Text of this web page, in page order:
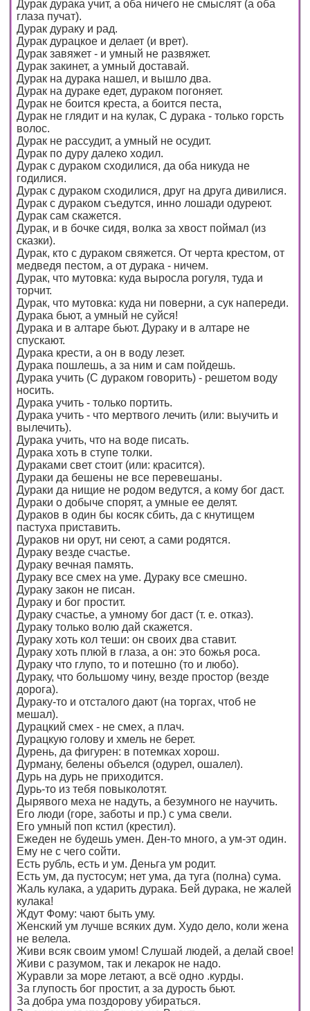
Дурак дурака учит, а оба ничего не смыслят (а оба
глаза пучат).
Дурак дураку и рад.
Дурак дурацкое и делает (и врет).
Дурак завяжет - и умный не развяжет.
Дурак закинет, а умный доставай.
Дурак на дурака нашел, и вышло два.
Дурак на дураке едет, дураком погоняет.
Дурак не боится креста, а боится песта,
Дурак не глядит и на кулак, С дурака - только горсть
волос.
Дурак не рассудит, а умный не осудит.
Дурак по дуру далеко ходил.
Дурак с дураком сходилися, да оба никуда не
годилися.
Дурак с дураком сходилися, друг на друга дивилися.
Дурак с дураком съедутся, инно лошади одуреют.
Дурак сам скажется.
Дурак, и в бочке сидя, волка за хвост поймал (из
сказки).
Дурак, кто с дураком свяжется. От черта крестом, от
медведя пестом, а от дурака - ничем.
Дурак, что мутовка: куда выросла рогуля, туда и
торчит.
Дурак, что мутовка: куда ни поверни, а сук напереди.
Дурака бьют, а умный не суйся!
Дурака и в алтаре бьют. Дураку и в алтаре не
спускают.
Дурака крести, а он в воду лезет.
Дурака пошлешь, а за ним и сам пойдешь.
Дурака учить (С дураком говорить) - решетом воду
носить.
Дурака учить - только портить.
Дурака учить - что мертвого лечить (или: выучить и
вылечить).
Дурака учить, что на воде писать.
Дурака хоть в ступе толки.
Дураками свет стоит (или: красится).
Дураки да бешены не все перевешаны.
Дураки да нищие не родом ведутся, а кому бог даст.
Дураки о добыче спорят, а умные ее делят.
Дураков в один бы косяк сбить, да с кнутищем
пастуха приставить.
Дураков ни орут, ни сеют, а сами родятся.
Дураку везде счастье.
Дураку вечная память.
Дураку все смех на уме. Дураку все смешно.
Дураку закон не писан.
Дураку и бог простит.
Дураку счастье, а умному бог даст (т. е. отказ).
Дураку только волю дай скажется.
Дураку хоть кол теши: он своих два ставит.
Дураку хоть плюй в глаза, а он: это божья роса.
Дураку что глупо, то и потешно (то и любо).
Дураку, что большому чину, везде простор (везде
дорога).
Дураку-то и отсталого дают (на торгах, чтоб не
мешал).
Дурацкий смех - не смех, а плач.
Дурацкую голову и хмель не берет.
Дурень, да фигурен: в потемках хорош.
Дурману, белены объелся (одурел, ошалел).
Дурь на дурь не приходится.
Дурь-то из тебя повыколотят.
Дырявого меха не надуть, а безумного не научить.
Его люди (горе, заботы и пр.) с ума свели.
Его умный поп кстил (крестил).
Ежеден не будешь умен. Ден-то много, а ум-эт один.
Ему не с чего сойти.
Есть рубль, есть и ум. Деньга ум родит.
Есть ум, да пустосум; нет ума, да туга (полна) сума.
Жаль кулака, а ударить дурака. Бей дурака, не жалей
кулака!
Ждут Фому: чают быть уму.
Женский ум лучше всяких дум. Худо дело, коли жена
не велела.
Живи всяк своим умом! Слушай людей, а делай свое!
Живи с разумом, так и лекарок не надо.
Журавли за море летают, а всё одно .курды.
За глупость бог простит, а за дурость бьют.
За добра ума поздорову убираться.